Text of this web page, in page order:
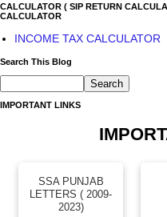
CALCULATOR ( SIP RETURN
CALCULATOR
INCOME TAX CALCULATOR
Search This Blog
IMPORTANT LINKS
SSA PUNJAB
LETTERS ( 2009-
2023)